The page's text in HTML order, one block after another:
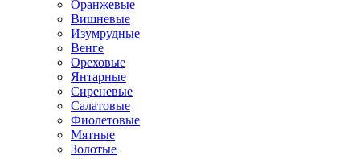
Оранжевые
Вишневые
Изумрудные
Венге
Ореховые
Янтарные
Сиреневые
Салатовые
Фиолетовые
Мятные
Золотые